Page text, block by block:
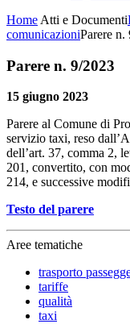
Home Atti e Documenti
comunicazioniParere n.
Parere n. 9/2023
15 giugno 2023
Parere al Comune di
servizio taxi, reso
dell’art. 37, comma 2,
201, convertito, con
214, e successive
Testo del parere
Aree tematiche
trasporto
tariffe
qualità
taxi